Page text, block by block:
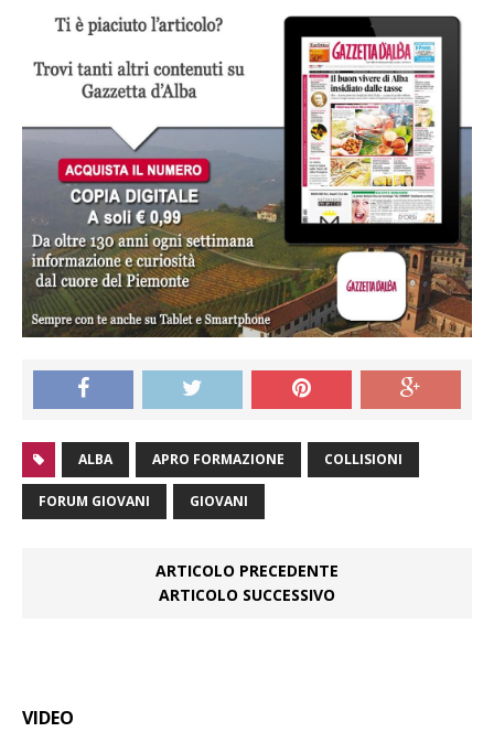
ALBA APRO FORMAZIONE COLLISIONI
FORUM GIOVANI GIOVANI
ARTICOLO PRECEDENTE
ARTICOLO SUCCESSIVO
VIDEO